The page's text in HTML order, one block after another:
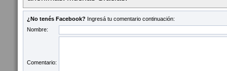
¿No tenés Facebook? Ingresá tu comentario continuación:
Nombre:
Comentario: